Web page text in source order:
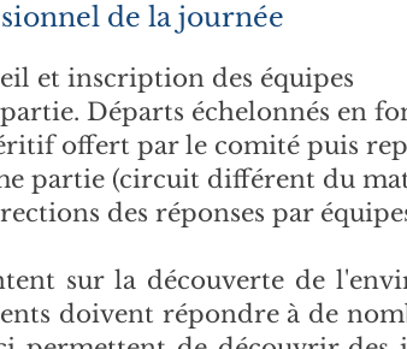
de la journée
et inscription des équipes
Départs échelonnés en
offert par le comité puis
partie (circuit différent du
des réponses par
sur la découverte de
doivent répondre à de